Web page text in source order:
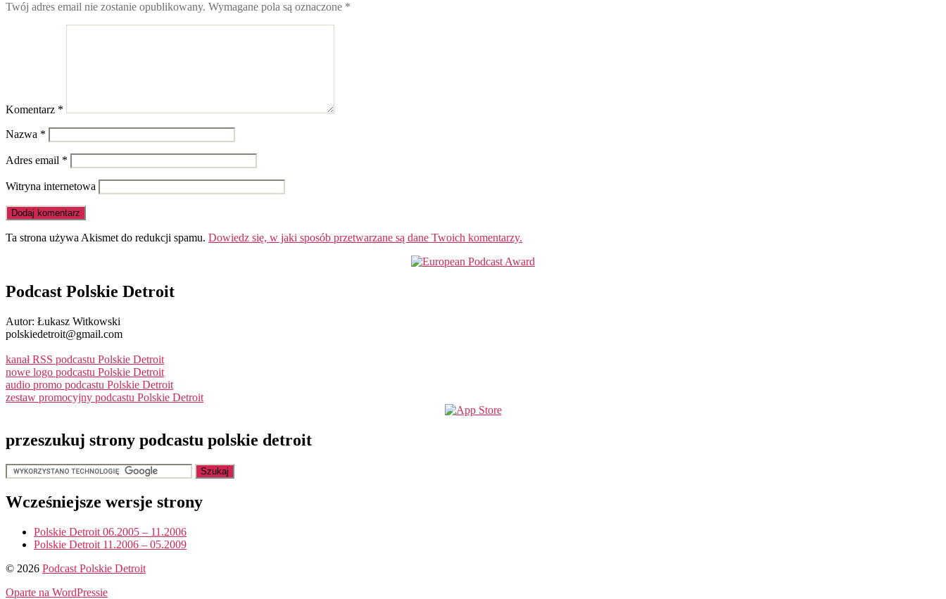
Twój adres email nie zostanie opublikowany. Wymagane pola są oznaczone *
Komentarz *
Nazwa *
Adres email *
Witryna internetowa
Ta strona używa Akismet do redukcji spamu. Dowiedz się, w jaki sposób przetwarzane są dane Twoich komentarzy.
Podcast Polskie Detroit
Autor: Łukasz Witkowski
polskiedetroit@gmail.com
kanał RSS podcastu Polskie Detroit
nowe logo podcastu Polskie Detroit
audio promo podcastu Polskie Detroit
zestaw promocyjny podcastu Polskie Detroit
przeszukuj strony podcastu polskie detroit
Wcześniejsze wersje strony
Polskie Detroit 06.2005 – 11.2006
Polskie Detroit 11.2006 – 05.2009
© 2026 Podcast Polskie Detroit
Oparte na WordPressie